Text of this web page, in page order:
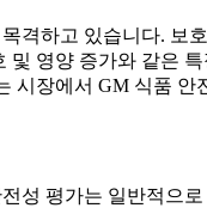
격하고 있습니다. 보
영양 증가와 같은
시장에서 GM 식품 안
성 평가는 일반적으